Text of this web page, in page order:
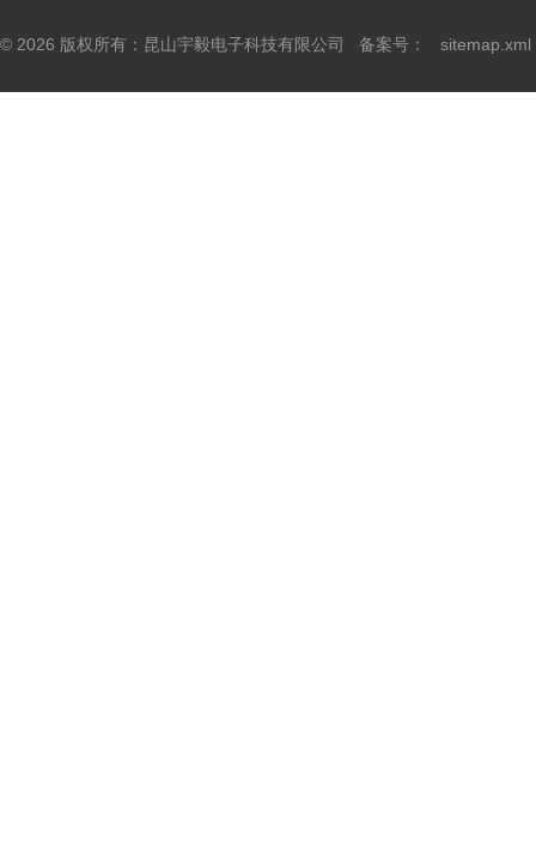
© 2026 版权所有：昆山宇毅电子科技有限公司 备案号： sitemap.xml